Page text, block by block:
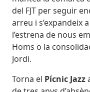
del FJT per seguir
arreu i s’expandeix
l’estrena de nous
Homs o la
Jordi.
Torna el Pícnic Jazz